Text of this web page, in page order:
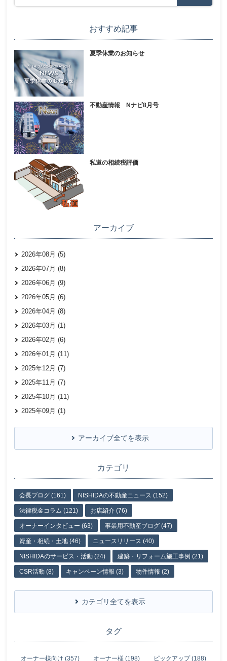
おすすめ記事
夏季休業のお知らせ
不動産情報 Nナビ8月号
私道の相続税評価
アーカイブ
2026年08月 (5)
2026年07月 (8)
2026年06月 (9)
2026年05月 (6)
2026年04月 (8)
2026年03月 (1)
2026年02月 (6)
2026年01月 (11)
2025年12月 (7)
2025年11月 (7)
2025年10月 (11)
2025年09月 (1)
アーカイブ全てを表示
カテゴリ
会長ブログ (161) NISHIDAの不動産ニュース (152)
法律税金コラム (121) お店紹介 (76)
オーナーインタビュー (63) 事業用不動産ブログ (47)
資産・相続・土地 (46) ニュースリリース (40)
NISHIDAのサービス・活動 (24) 建築・リフォーム施工事例 (21)
CSR活動 (8) キャンペーン情報 (3) 物件情報 (2)
カテゴリ全てを表示
タグ
オーナー様向け (357) オーナー様 (198)
ピックアップ (188)